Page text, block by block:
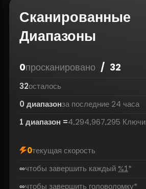
Сканированные
Диапазоны
0просканировано / 32
32осталось
0 диапазонза последние 24 часа
1 диапазон =4,294,967,295 Ключи
0текущая скорость
∞чтобы завершить каждый %1*
∞чтобы завершить головоломку*